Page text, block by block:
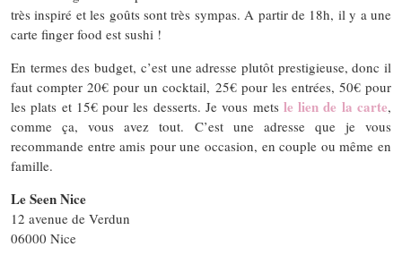
très inspiré et les goûts sont très sympas. A partir de 18h, il y a une
carte finger food est sushi !
En termes des budget, c’est une adresse plutôt prestigieuse, donc il
faut compter 20€ pour un cocktail, 25€ pour les entrées, 50€ pour
les plats et 15€ pour les desserts. Je vous mets le lien de la carte,
comme ça, vous avez tout. C’est une adresse que je vous
recommande entre amis pour une occasion, en couple ou même en
famille.
Le Seen Nice
12 avenue de Verdun
06000 Nice